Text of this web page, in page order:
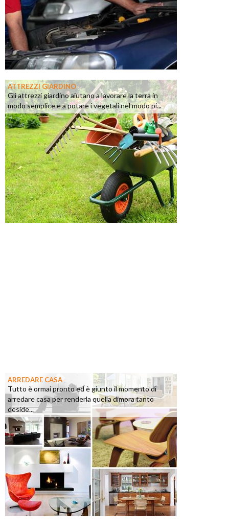
ATTREZZI GIARDINO
Gli attrezzi giardino aiutano a lavorare la terra in
modo semplice e a potare i vegetali nel modo pi...
ARREDARE CASA
Tutto è ormai pronto ed è giunto il momento di
arredare casa per renderla quella dimora tanto
deside...